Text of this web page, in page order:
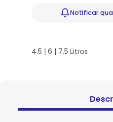
Notificar
4.5 | 6 | 7.5 Litros